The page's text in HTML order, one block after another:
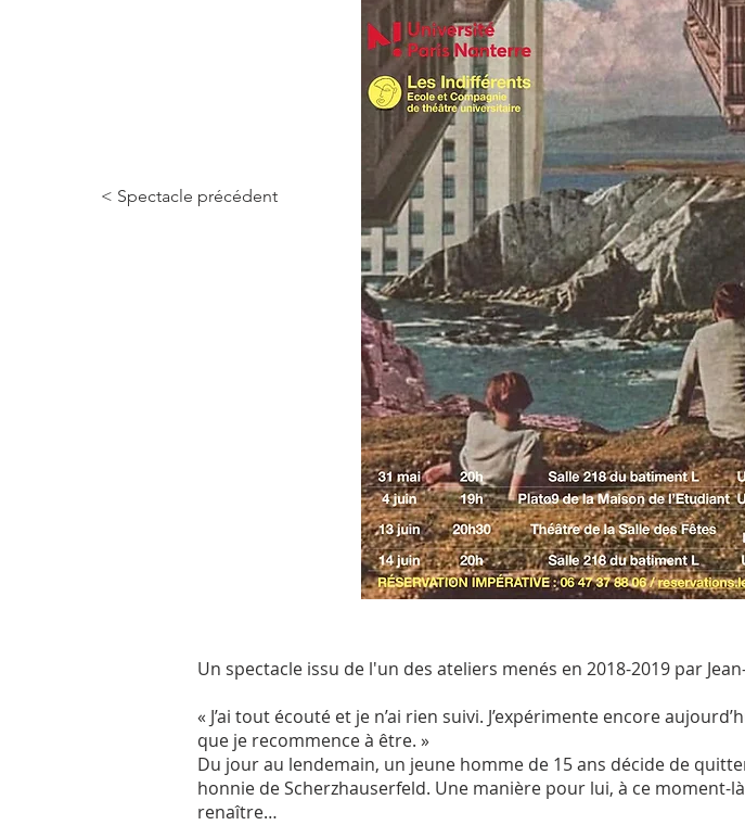
< Spectacle précédent
Un spectacle issu de l'un des ateliers menés en 2018-2019 par
« J’ai tout écouté et je n’ai rien suivi. J’expérimente encore
que je recommence à être. »
Du jour au lendemain, un jeune homme de 15 ans décide de
honnie de Scherzhauserfeld. Une manière pour lui, à ce
renaître…